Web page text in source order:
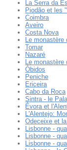
La Serra da
Piodão et les
Coimbra
Aveiro
Costa Nova
Le
Tomar
Nazaré
Le
Óbidos
Peniche
Ericeira
Cabo da Roca
Sintra - le
Évora et
L'Alentejo:
Odeceixe et
Lisbonne -
Lisbonne -
Lisbonne -